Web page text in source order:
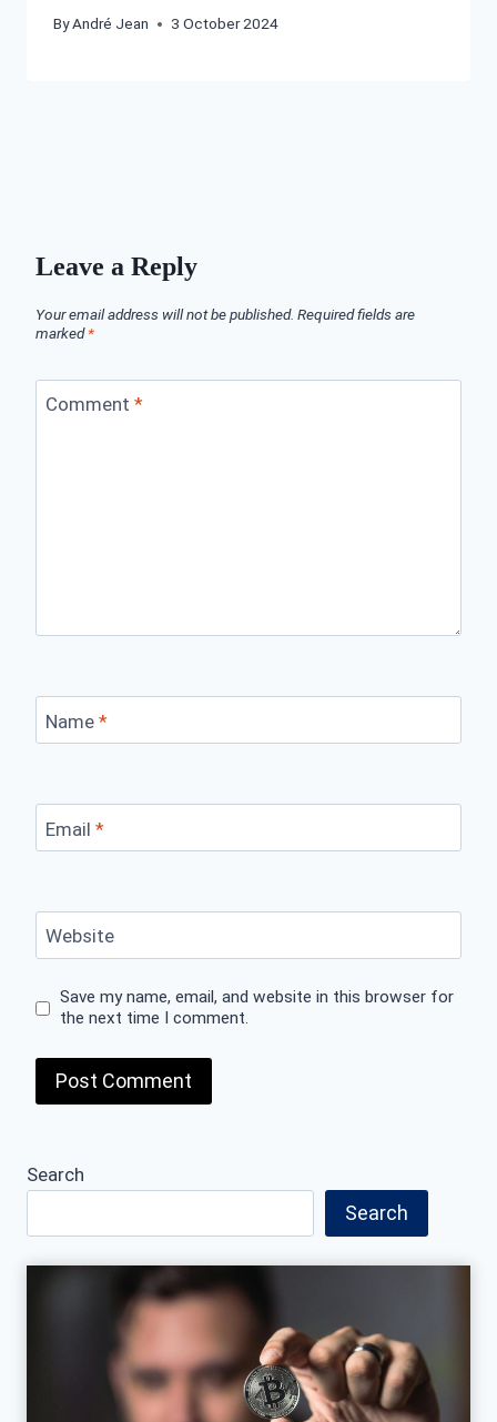
ByAndré Jean 3 October 2024
Leave a Reply
Your email address will not be published. Required fields are
marked*
Comment *
Name *
Email *
Website
Save my name, email, and website in this browser for
the next time I comment.
Search
Search